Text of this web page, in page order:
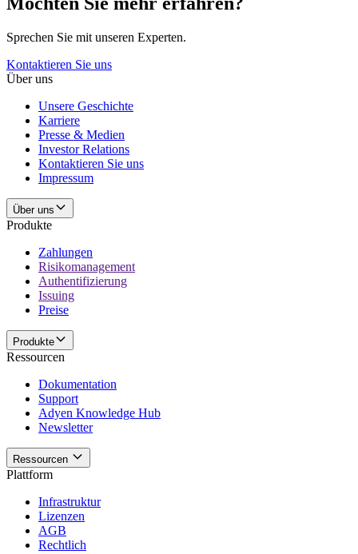
Sprechen Sie mit unseren Experten.
Kontaktieren Sie uns
Über uns
Unsere Geschichte
Karriere
Presse & Medien
Investor Relations
Kontaktieren Sie uns
Impressum
Über uns
Produkte
Zahlungen
Risikomanagement
Authentifizierung
Issuing
Preise
Produkte
Ressourcen
Dokumentation
Support
Adyen Knowledge Hub
Newsletter
Ressourcen
Plattform
Infrastruktur
Lizenzen
AGB
Rechtlich